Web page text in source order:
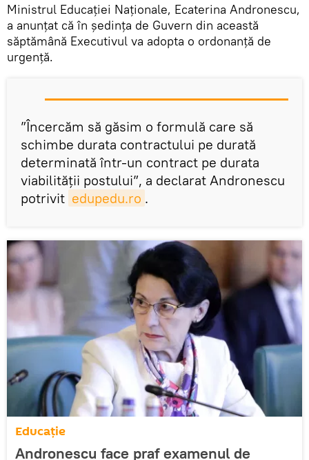
Ministrul Educației Naționale, Ecaterina Andronescu,
a anunțat că în ședința de Guvern din această
săptămână Executivul va adopta o ordonanță de
urgență.
”Încercăm să găsim o formulă care să
schimbe durata contractului pe durată
determinată într-un contract pe durata
viabilității postului”, a declarat Andronescu
potrivit edupedu.ro .
Educație
Andronescu face praf examenul de